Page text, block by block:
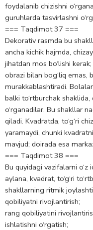
foydalanib chizishni
guruhlarda tasvirlashni
=== Taqdimot 37 ===
Dekorativ rasmda bu
ancha kichik hajmda,
jihatdan mos bo‘lishi
obrazi bilan bog‘liq emas,
murakkablashtiradi.
balki to‘rtburchak
o‘rganadilar. Bu shakllar
qiladi. Kvadratda, to‘g‘ri
yaramaydi, chunki
mavjud; doirada esa
=== Taqdimot 38 ===
Bu quyidagi vazifalarni o‘z
aylana, kvadrat, to‘g‘ri
shakllarning ritmik
qobiliyatni rivojlantirish;
rang qobiliyatini
ishlatishni o‘rgatish;